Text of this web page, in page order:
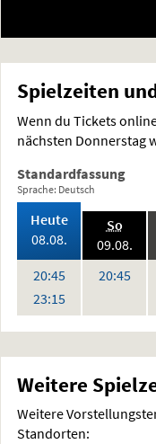
Spielzeiten
Wenn du Tickets
nächsten Donnerstag
Standardfassung
Sprache: Deutsch
Heute,
08.08.2026:
20:45Uhr
23:15Uhr
So.,
09.08.
20:45Uhr
Weitere
Weitere
Standorten: